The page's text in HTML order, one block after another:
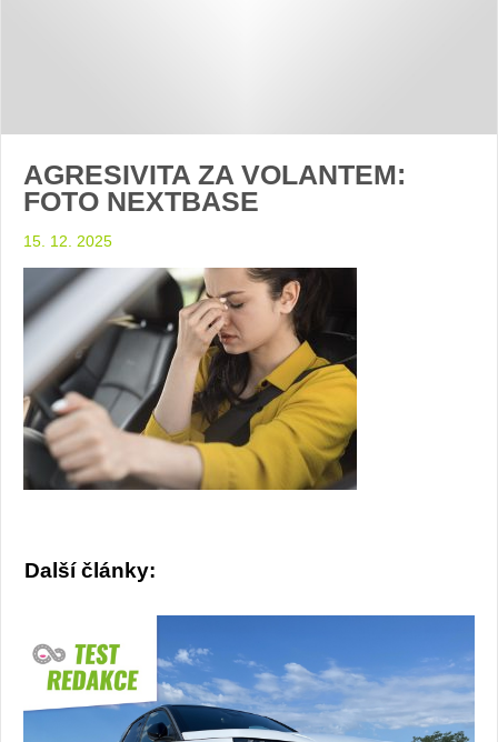
AGRESIVITA ZA VOLANTEM:
FOTO NEXTBASE
15. 12. 2025
Další články: